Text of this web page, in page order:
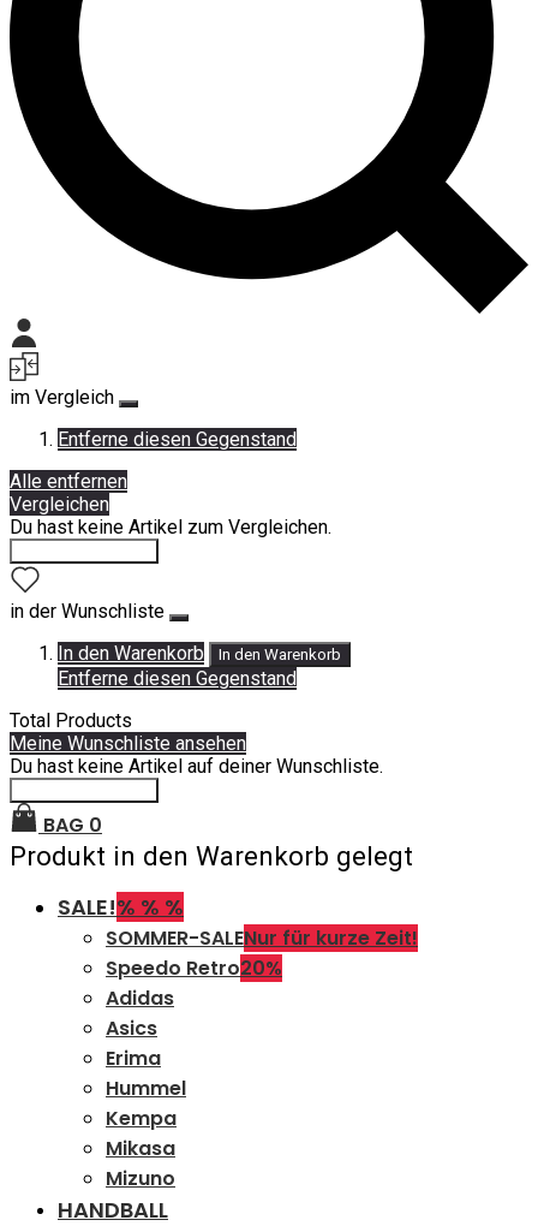
im Vergleich
Entferne diesen Gegenstand
Alle entfernen
Vergleichen
Du hast keine Artikel zum Vergleichen.
in der Wunschliste
In den Warenkorb
In den Warenkorb
Entferne diesen Gegenstand
Total Products
Meine Wunschliste ansehen
Du hast keine Artikel auf deiner Wunschliste.
BAG 0
Produkt in den Warenkorb gelegt
SALE!% % %
SOMMER-SALENur für kurze Zeit!
Speedo Retro20%
Adidas
Asics
Erima
Hummel
Kempa
Mikasa
Mizuno
HANDBALL